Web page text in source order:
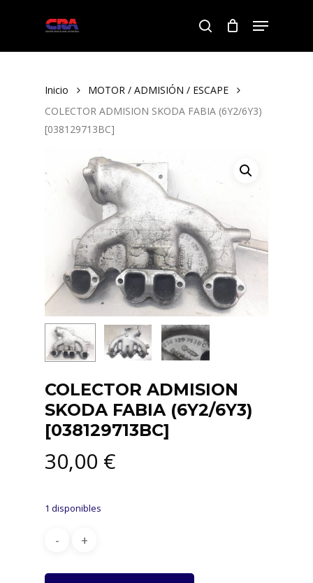
search
Menu
Inicio
MOTOR / ADMISIÓN / ESCAPE
COLECTOR ADMISION SKODA FABIA (6Y2/6Y3)
[038129713BC]
COLECTOR ADMISION
SKODA FABIA (6Y2/6Y3)
[038129713BC]
30,00 €
1 disponibles